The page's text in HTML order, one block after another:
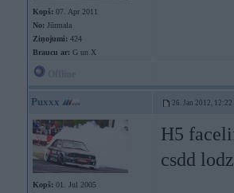
Kopš: 07. Apr 2011
No: Jūrmala
Ziņojumi: 424
Braucu ar: G un X
Puxxx 26. Jan 2012, 12:22
Kopš: 01. Jul 2005
H5
csdd